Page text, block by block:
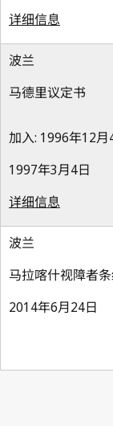
详细信息
波兰
马德里议定书
加入: 1996年12月
1997年3月4日
详细信息
波兰
马拉喀什视障者
2014年6月24日